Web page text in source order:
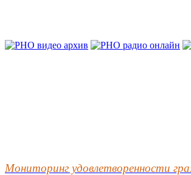
Мониторинг удовлетворенности